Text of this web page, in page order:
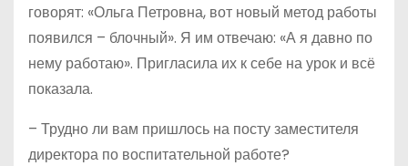
говорят: «Ольга Петровна, вот новый метод работы
появился – блочный». Я им отвечаю: «А я давно по
нему работаю». Пригласила их к себе на урок и всё
показала.
– Трудно ли вам пришлось на посту заместителя
директора по воспитательной работе?